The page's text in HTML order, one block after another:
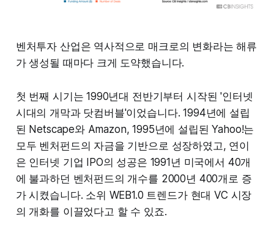
벤처투자 산업은 역사적으로 매크로의 변화라는 해류
가 생성될 때마다 크게 도약했습니다.
첫 번째 시기는 1990년대 전반기부터 시작된 '인터넷
시대의 개막과 닷컴버블'이었습니다. 1994년에 설립
된 Netscape와 Amazon, 1995년에 설립된 Yahoo!는
모두 벤처펀드의 자금을 기반으로 성장하였고, 연이
은 인터넷 기업 IPO의 성공은 1991년 미국에서 40개
에 불과하던 벤처펀드의 개수를 2000년 400개로 증
가 시켰습니다. 소위 WEB1.0 트렌드가 현대 VC 시장
의 개화를 이끌었다고 할 수 있죠.